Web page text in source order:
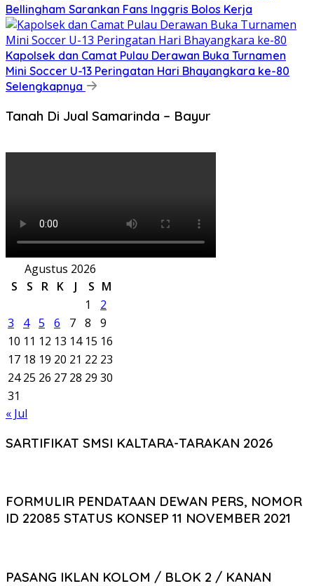
Bellingham Sarankan Fans Inggris Bolos Kerja
Kapolsek dan Camat Pulau Derawan Buka Turnamen
Mini Soccer U-13 Peringatan Hari Bhayangkara ke-80
Selengkapnya
Tanah Di Jual Samarinda – Bayur
Agustus 2026
S
S R K J S M
1
2
3
4 5 6 7 8
9
10 11 12 13 14 15 16
17 18 19 20 21 22 23
24 25 26 27 28 29 30
31
« Jul
SARTIFIKAT SMSI KALTARA-TARAKAN 2026
FORMULIR PENDATAAN DEWAN PERS, NOMOR
ID 22085 STATUS KONSEP 11 NOVEMBER 2021
PASANG IKLAN KOLOM / BLOK 2 / KANAN